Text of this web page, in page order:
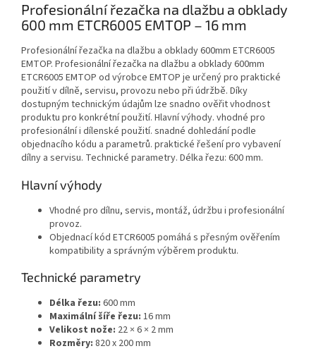
Profesionální řezačka na dlažbu a obklady
600 mm ETCR6005 EMTOP – 16 mm
Profesionální řezačka na dlažbu a obklady 600mm ETCR6005
EMTOP. Profesionální řezačka na dlažbu a obklady 600mm
ETCR6005 EMTOP od výrobce EMTOP je určený pro praktické
použití v dílně, servisu, provozu nebo při údržbě. Díky
dostupným technickým údajům lze snadno ověřit vhodnost
produktu pro konkrétní použití. Hlavní výhody. vhodné pro
profesionální i dílenské použití. snadné dohledání podle
objednacího kódu a parametrů. praktické řešení pro vybavení
dílny a servisu. Technické parametry. Délka řezu: 600 mm.
Hlavní výhody
Vhodné pro dílnu, servis, montáž, údržbu i profesionální
provoz.
Objednací kód ETCR6005 pomáhá s přesným ověřením
kompatibility a správným výběrem produktu.
Technické parametry
Délka řezu: 600 mm
Maximální šíře řezu: 16 mm
Velikost nože: 22 × 6 × 2 mm
Rozměry: 820 x 200 mm